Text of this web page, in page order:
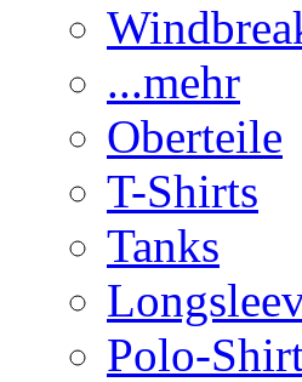
...mehr
Oberteile
T-Shirts
Tanks
Polo-